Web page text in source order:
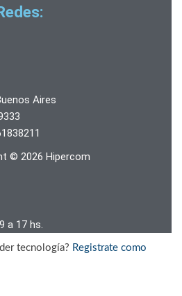
Aires
© 2026 Hipercom
a 17 hs.
tecnología? Registrate como